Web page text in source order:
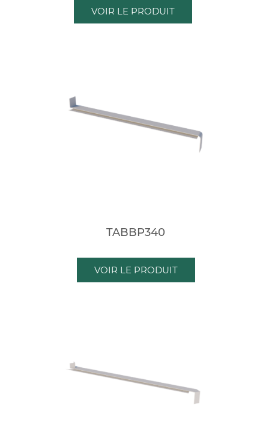
VOIR LE PRODUIT
TABBP340
VOIR LE PRODUIT